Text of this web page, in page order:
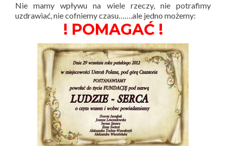
Nie mamy wpływu na wiele rzeczy, nie potrafimy
uzdrawiać, nie cofniemy czasu…….ale jedno możemy:
! POMAGAĆ !